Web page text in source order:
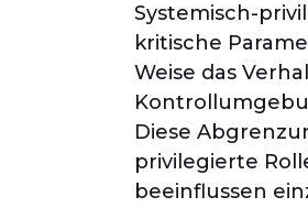
Systemisch-
kritische
Weise das
Diese
privilegierte
beeinflussen